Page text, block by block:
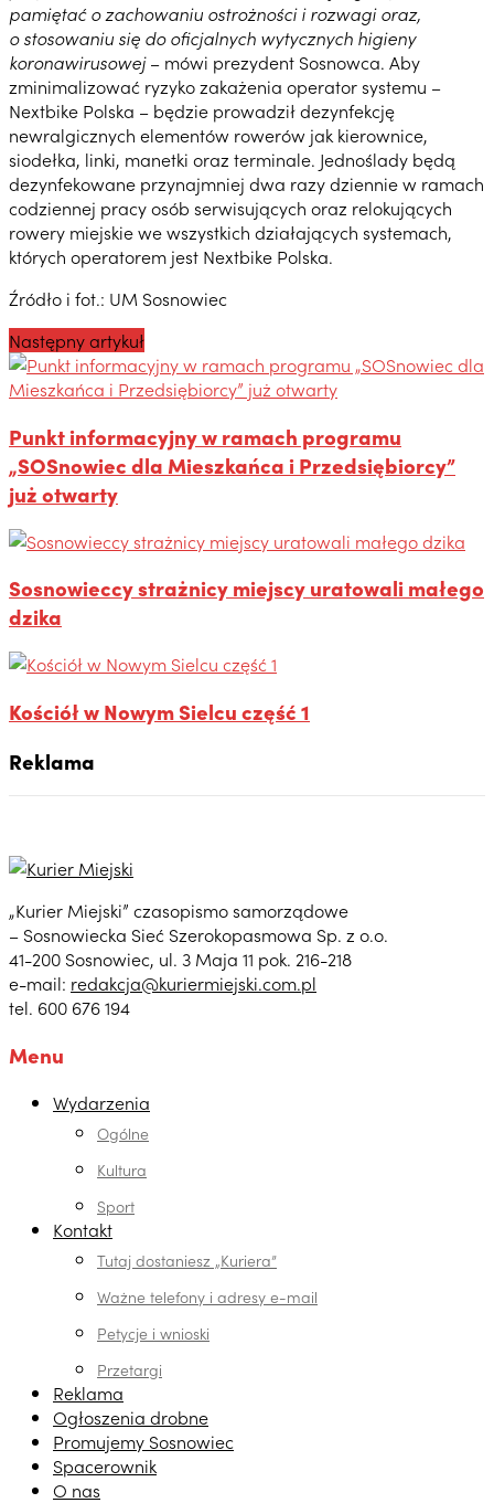
pamiętać o zachowaniu ostrożności i rozwagi oraz,
o stosowaniu się do oficjalnych wytycznych higieny
koronawirusowej– mówi prezydent Sosnowca. Aby
zminimalizować ryzyko zakażenia operator systemu –
Nextbike Polska – będzie prowadził dezynfekcję
newralgicznych elementów rowerów jak kierownice,
siodełka, linki, manetki oraz terminale. Jednoślady będą
dezynfekowane przynajmniej dwa razy dziennie w ramach
codziennej pracy osób serwisujących oraz relokujących
rowery miejskie we wszystkich działających systemach,
których operatorem jest Nextbike Polska.
Źródło i fot.: UM Sosnowiec
Następny artykuł
Punkt informacyjny w ramach programu
„SOSnowiec dla Mieszkańca i Przedsiębiorcy”
już otwarty
Sosnowieccy strażnicy miejscy uratowali małego
dzika
Kościół w Nowym Sielcu część 1
Reklama
„Kurier Miejski” czasopismo samorządowe
– Sosnowiecka Sieć Szerokopasmowa Sp. z o.o.
41-200 Sosnowiec, ul. 3 Maja 11 pok. 216-218
e-mail: redakcja@kuriermiejski.com.pl
tel. 600 676 194
Menu
Wydarzenia
Ogólne
Kultura
Sport
Kontakt
Tutaj dostaniesz „Kuriera”
Ważne telefony i adresy e-mail
Petycje i wnioski
Przetargi
Reklama
Ogłoszenia drobne
Promujemy Sosnowiec
Spacerownik
O nas